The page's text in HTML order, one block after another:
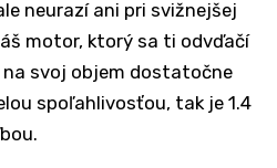
neurazí ani pri svižnejšej
motor, ktorý sa ti odvďačí
svoj objem dostatočne
spoľahlivosťou, tak je 1.4